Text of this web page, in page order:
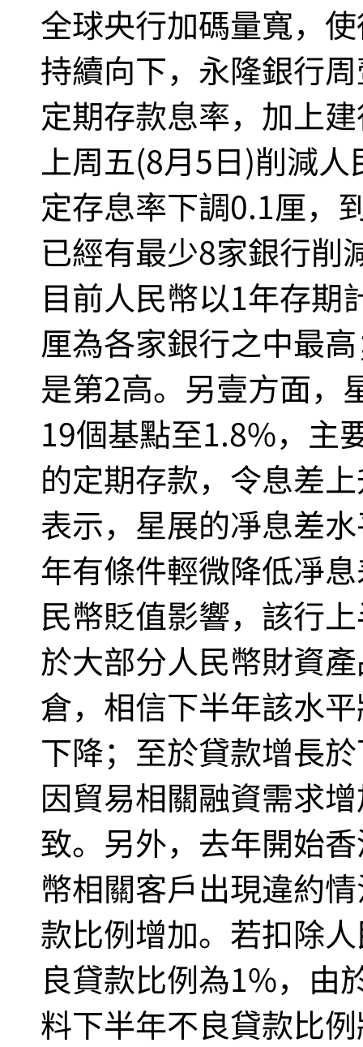
全球央行加碼量寬，
持續向下，永隆銀行
定期存款息率，加上
上周五(8月5日)削減
定存息率下調0.1厘，
已經有最少8家銀行削
目前人民幣以1年存期
厘為各家銀行之中最
是第2高。另壹方面，
19個基點至1.8%，主
的定期存款，令息差
表示，星展的凈息差
年有條件輕微降低凈
民幣貶值影響，該行
於大部分人民幣財資
倉，相信下半年該水
下降；至於貸款增長
因貿易相關融資需求
致。另外，去年開始
幣相關客戶出現違約
款比例增加。若扣除
良貸款比例為1%，由
料下半年不良貸款比